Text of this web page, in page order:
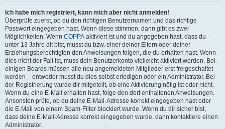
Ich habe mich registriert, kann mich aber nicht anmelden!
Überprüfe zuerst, ob du den richtigen Benutzernamen und das richtige
Passwort eingegeben hast. Wenn diese stimmen, dann gibt es zwei
Möglichkeiten. Wenn COPPA aktiviert ist und du angegeben hast, dass du
unter 13 Jahre alt bist, musst du bzw. einer deiner Eltern oder deiner
Erziehungsberechtigten den Anweisungen folgen, die du erhalten hast. Wenn
dies nicht der Fall ist, muss dein Benutzerkonto vielleicht aktiviert werden. Bei
einigen Boards müssen alle neu angemeldeten Mitglieder erst freigeschaltet
werden – entweder musst du dies selbst erledigen oder ein Administrator. Bei
der Registrierung wurde dir mitgeteilt, ob eine Aktivierung nötig ist oder nicht.
Wenn du eine E-Mail erhalten hast, folge den dort enthaltenen Anweisungen.
Ansonsten prüfe, ob du deine E-Mail-Adresse korrekt eingegeben hast oder
die E-Mail von einem Spam-Filter blockiert wurde. Wenn du dir sicher bist,
dass deine E-Mail-Adresse korrekt eingegeben wurde, dann kontaktiere einen
Administrator.